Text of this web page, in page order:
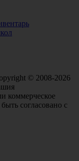
© 2008-2026
коммерческое
согласовано с